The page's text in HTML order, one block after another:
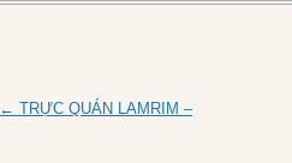
Post
← TRỰC QUÁN LAMRIM –